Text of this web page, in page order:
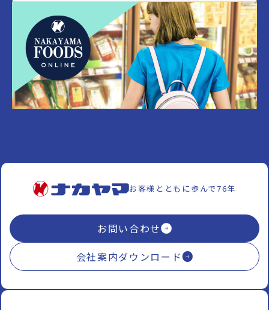
お客様とともに歩んで76年
お問い合わせ
会社案内ダウンロード